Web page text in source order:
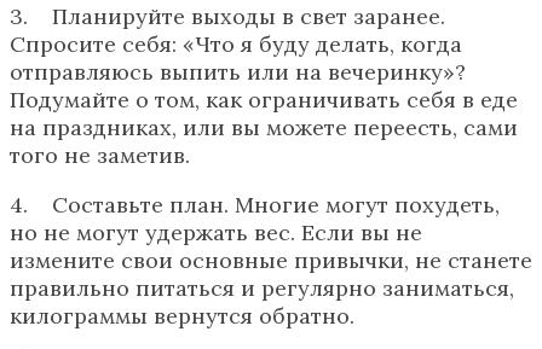
3. Планируйте выходы в свет заранее.
Спросите себя: «Что я буду делать, когда
отправляюсь выпить или на вечеринку»?
Подумайте о том, как ограничивать себя в еде
на праздниках, или вы можете переесть, сами
того не заметив.
4. Составьте план. Многие могут похудеть,
но не могут удержать вес. Если вы не
измените свои основные привычки, не станете
правильно питаться и регулярно заниматься,
килограммы вернутся обратно.